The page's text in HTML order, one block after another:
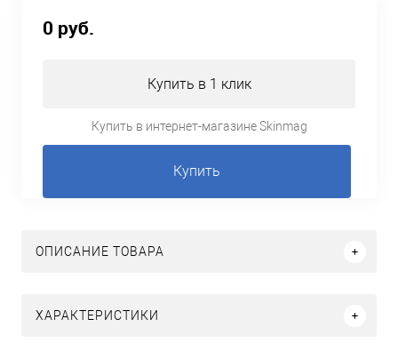
0 руб.
Купить в 1 клик
Купить в интернет-магазине Skinmag
Купить
ОПИСАНИЕ ТОВАРА
ХАРАКТЕРИСТИКИ